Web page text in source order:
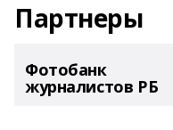
Партнеры
Фотобанк
журналистов РБ